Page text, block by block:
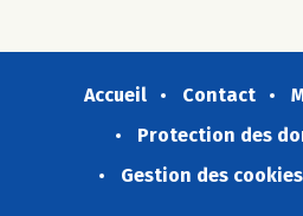
Accueil Contact
Protection des
Gestion des cookies